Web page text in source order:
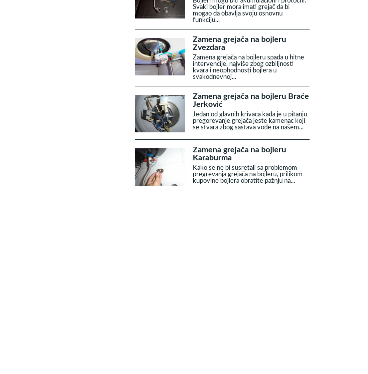
Svaki bojler mora imati grejač da bi
mogao da obavlja svoju osnovnu
funkciju...
Zamena grejača na bojleru
Zvezdara
Zamena grejača na bojleru spada u hitne
intervencije, najviše zbog ozbiljnosti
kvara i neophodnosti bojlera u
svakodnevnoj...
Zamena grejača na bojleru Braće
Jerković
Jedan od glavnih krivaca kada je u pitanju
pregorevanje grejača jeste kamenac koji
se stvara zbog sastava vode na našem...
Zamena grejača na bojleru
Karaburma
Kako se ne bi susretali sa problemom
pregrevanja grejača na bojleru, prilikom
kupovine bojlera obratite pažnju na...